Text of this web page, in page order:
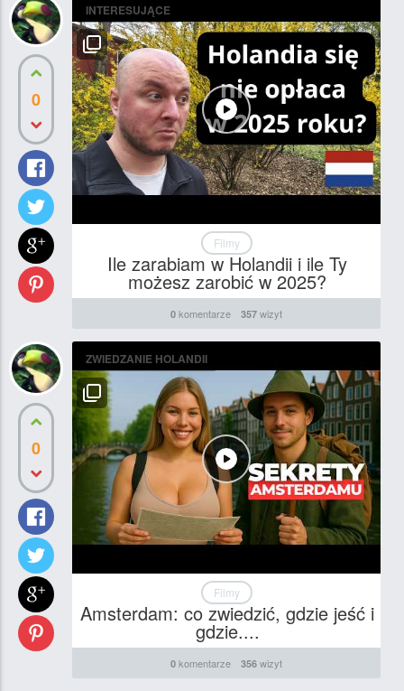
0
INTERESUJĄCE
Filmy
Ile zarabiam w Holandii i ile Ty
możesz zarobić w 2025?
0 komentarze 357 wizyt
0
ZWIEDZANIE HOLANDII
Filmy
Amsterdam: co zwiedzić, gdzie jeść i
gdzie....
0 komentarze 356 wizyt